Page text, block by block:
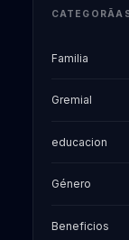
Familia
Gremial
educacion
Género
Beneficios